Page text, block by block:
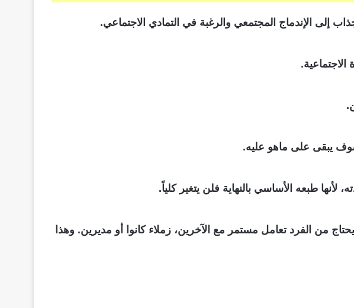
إلى الإندماج المجتمعي والرغبة في التمادي الاجتماعي.
سوف يبقى على ماهو عليه.
طبعه الأساسي بالنهاية فلن يتغير كلياً.
من الفرد تعامل مستمر مع الآخرين، زملاء كانوا أو مديرين. وهذا